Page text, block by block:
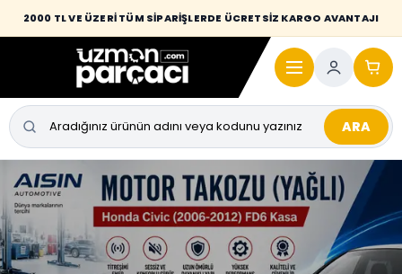
2000 TL VE ÜZERİ TÜM SİPARİŞLERDE ÜCRETSİZ KARGO AVANTAJI
ARA